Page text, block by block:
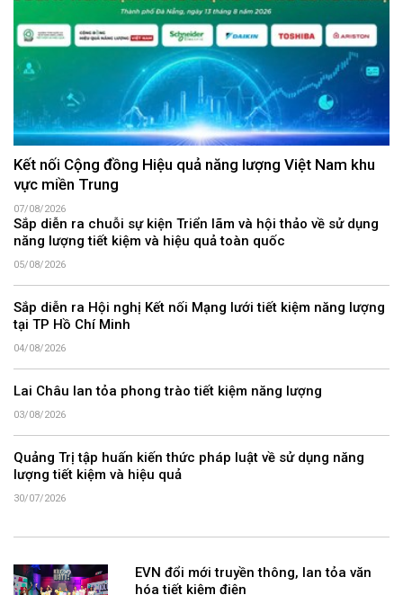
Kết nối Cộng đồng Hiệu quả năng lượng Việt Nam khu
vực miền Trung
07/08/2026
Sắp diễn ra chuỗi sự kiện Triển lãm và hội thảo về sử dụng
năng lượng tiết kiệm và hiệu quả toàn quốc
05/08/2026
Sắp diễn ra Hội nghị Kết nối Mạng lưới tiết kiệm năng lượng
tại TP Hồ Chí Minh
04/08/2026
Lai Châu lan tỏa phong trào tiết kiệm năng lượng
03/08/2026
Quảng Trị tập huấn kiến thức pháp luật về sử dụng năng
lượng tiết kiệm và hiệu quả
30/07/2026
EVN đổi mới truyền thông, lan tỏa văn
hóa tiết kiệm điện